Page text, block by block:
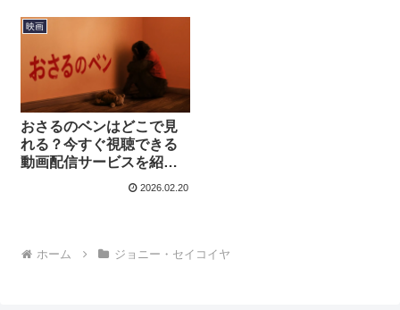
映画
おさるのベンはどこで見
れる？今すぐ視聴できる
動画配信サービスを紹
2026.02.20
ホーム ジョニー・セイコイヤ